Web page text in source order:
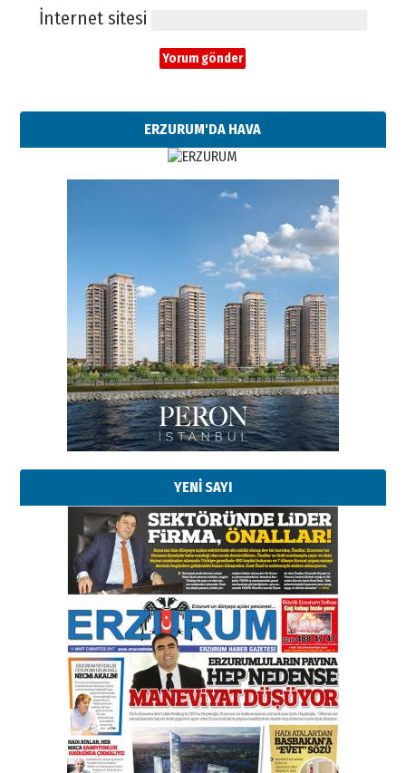
İnternet sitesi
ERZURUM'DA HAVA
YENİ SAYI
Esat BİNDESEN
Başkan Sekmen’den Erzurum’a
bir vizyon proje daha!
02 Ağustos 2026 Pazar
Kadir SABUNCUOĞLU
Erzurumspor’un köşe taşları
29 Haziran 2026 Pazartesi
Kenan GÜLERCİ
Murat Şahsuvaroğlu ERKON’da
çıtayı yukarı taşırken,
yönetimdekiler aşağı
çekmemeli!
17 Şubat 2026 SalıOrhan BOZKURT
Bir fotoğraf, bir şehir, bir
gazeteci… Dizginler kimin
elinde?
31 Mart 2026 Salı
A. Berhan Yılmaz
BİR BÖLÜM DEĞİL, BİR ÖMÜR
SEÇİYORSUNUZ… “NEDEN
ATATÜRK ÜNİVERSİTESİ?”
28 Temmuz 2026 Salı
Ahmet Gökhan YAZICI